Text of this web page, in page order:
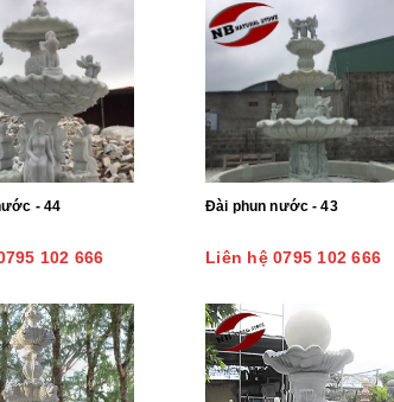
- 44
102 666
Đài phun nước - 43
Liên hệ 0795 102 666